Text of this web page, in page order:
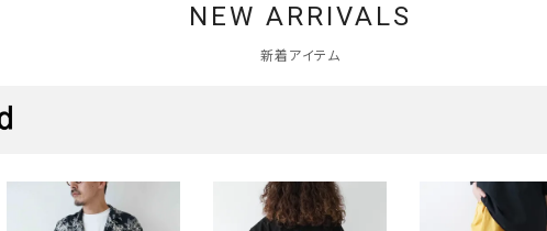
NEW ARRIVALS
新着アイテム